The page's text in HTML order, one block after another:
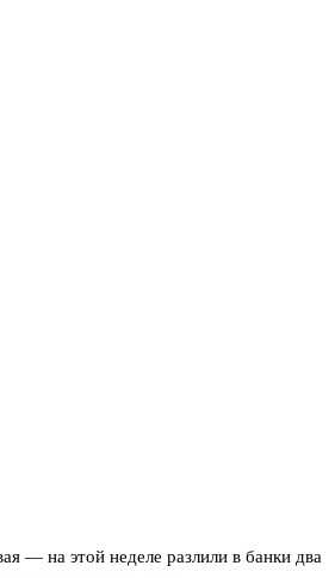
— на этой неделе разлили в банки два